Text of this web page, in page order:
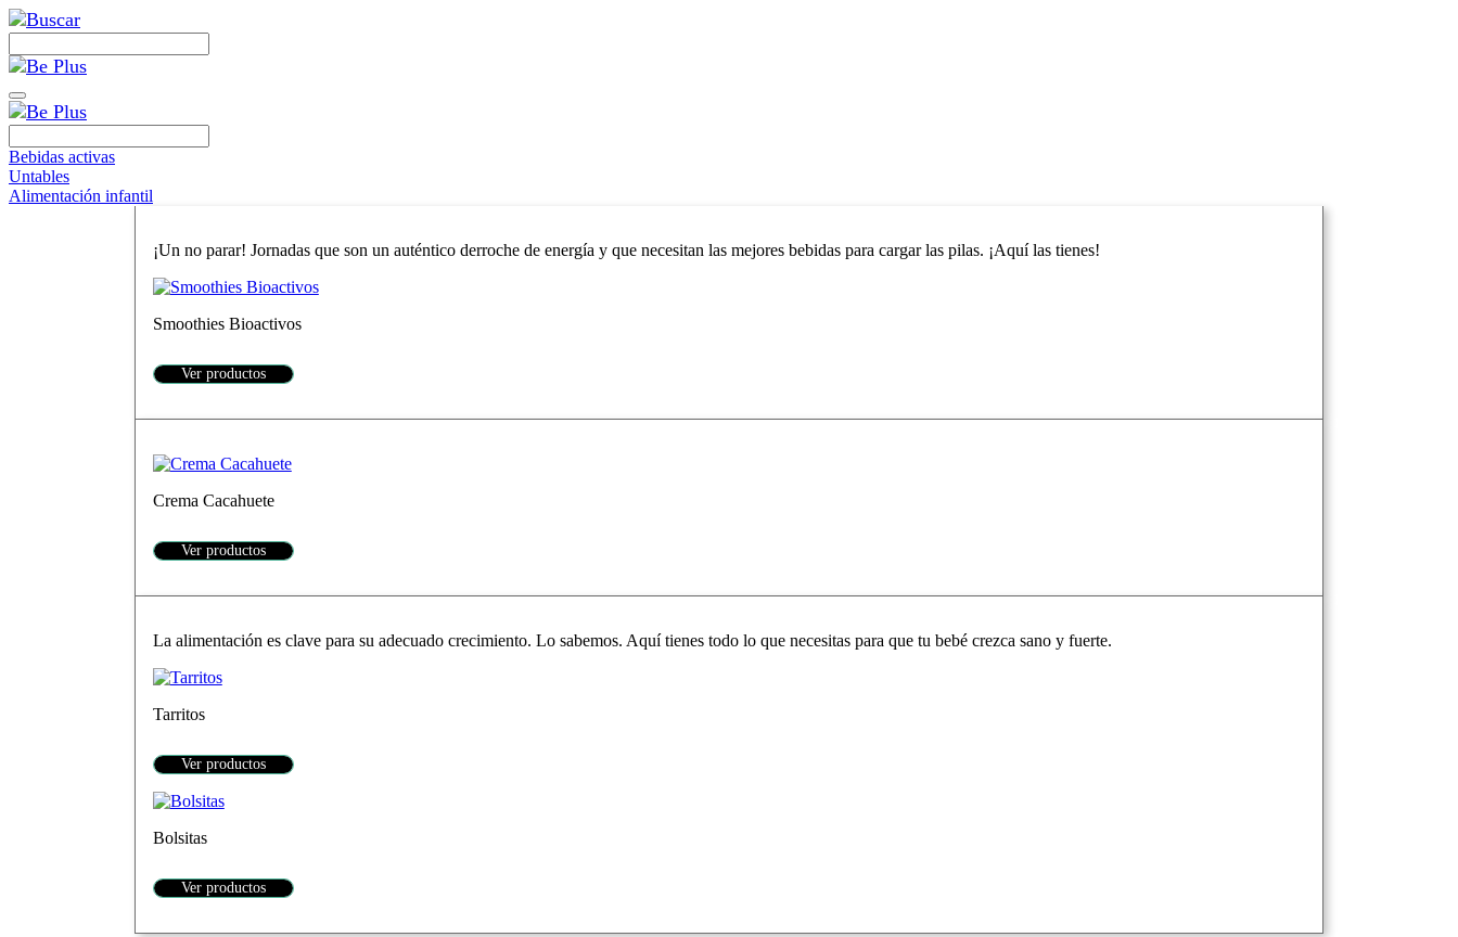
Bebidas activas
Untables
Alimentación infantil
¡Un no parar! Jornadas que son un auténtico derroche de energía y que necesitan las mejores bebidas para cargar las pilas. ¡Aquí las tienes!
Smoothies Bioactivos
Ver productos
Crema Cacahuete
Ver productos
La alimentación es clave para su adecuado crecimiento. Lo sabemos. Aquí tienes todo lo que necesitas para que tu bebé crezca sano y fuerte.
Tarritos
Ver productos
Bolsitas
Ver productos